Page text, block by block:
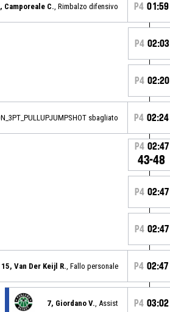
Camporeale C. , Rimbalzo difensivo P4 01:59
P4 02:03
P4 02:20
sbagliato P4 02:24
P4 02:47
43-48
P4 02:47
P4 02:47
15, Van Der Keijl R. , Fallo personale P4 02:47
7, Giordano V. , Assist P4 03:02